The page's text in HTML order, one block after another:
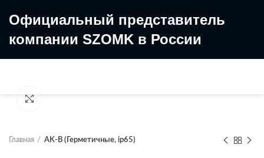
Официальный представитель
компании SZOMK в России
Главная AK-B (Герметичные, ip65)